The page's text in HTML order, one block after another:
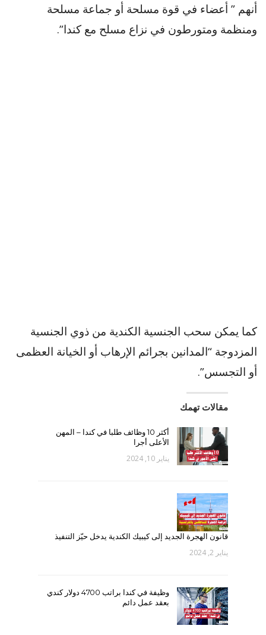
أنهم ” أعضاء في قوة مسلحة أو جماعة مسلحة
ومنظمة ومتورطون في نزاع مسلح مع كندا”.
كما يمكن سحب الجنسية الكندية من ذوي الجنسية
المزدوجة “المدانين بجرائم الإرهاب أو الخيانة العظمى
أو التجسس”.
مقالات تهمك
أكثر 10 وظائف طلبا في كندا – المهن
الأعلى أجرا
يناير 10, 2024
قانون الهجرة الجديد إلى كيبيك الكندية يدخل حيّز التنفيذ
يناير 2, 2024
وظيفة في كندا براتب 4700 دولار كندي
بعقد عمل دائم